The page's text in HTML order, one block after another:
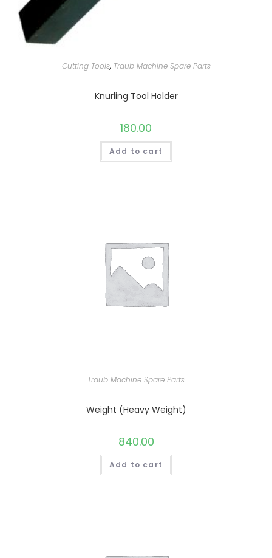
Cutting Tools, Traub Machine Spare Parts
Knurling Tool Holder
180.00
Add to cart
Traub Machine Spare Parts
Weight (Heavy Weight)
840.00
Add to cart